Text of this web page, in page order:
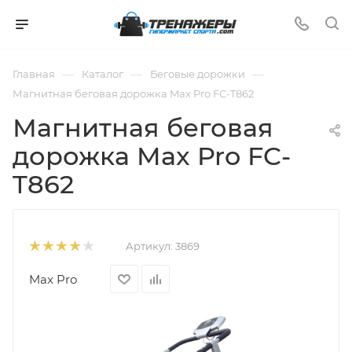
Главная — Каталог — Беговые дорожки —
Магнитная беговая дорожка Max Pro FC-T862
Магнитная беговая
дорожка Max Pro FC-
T862
Артикул: 3869
Max Pro